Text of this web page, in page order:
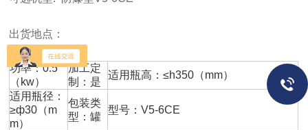
出货地点：
功率：0.5
（kw）
加工定
制：是
适用瓶高：≤h350（mm）
适用瓶径：
≥ф30（m
m）
包装类
型：罐
型号：V5-6CE